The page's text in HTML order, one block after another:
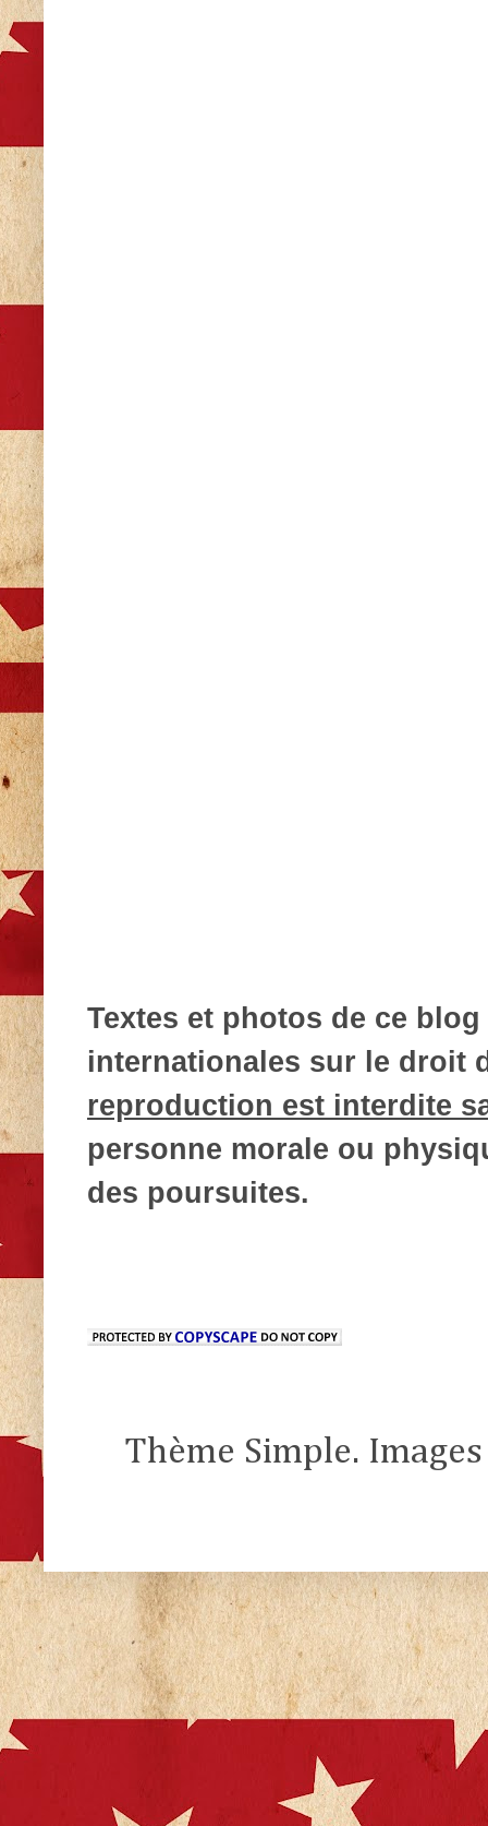
Textes et photos de ce
internationales sur le droit
reproduction est interdite
personne morale ou
des poursuites.
Thème Simple.